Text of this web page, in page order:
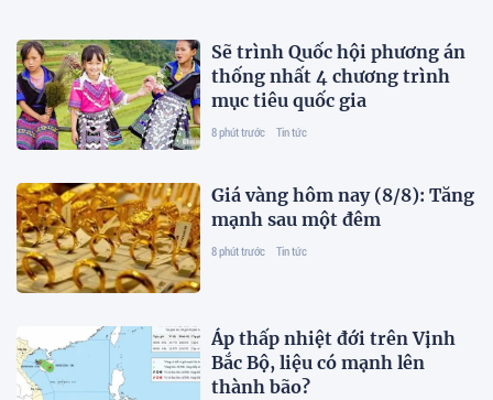
Sẽ trình Quốc hội phương án
thống nhất 4 chương trình
mục tiêu quốc gia
8 phút trước Tin tức
Giá vàng hôm nay (8/8): Tăng
mạnh sau một đêm
8 phút trước Tin tức
Áp thấp nhiệt đới trên Vịnh
Bắc Bộ, liệu có mạnh lên
thành bão?